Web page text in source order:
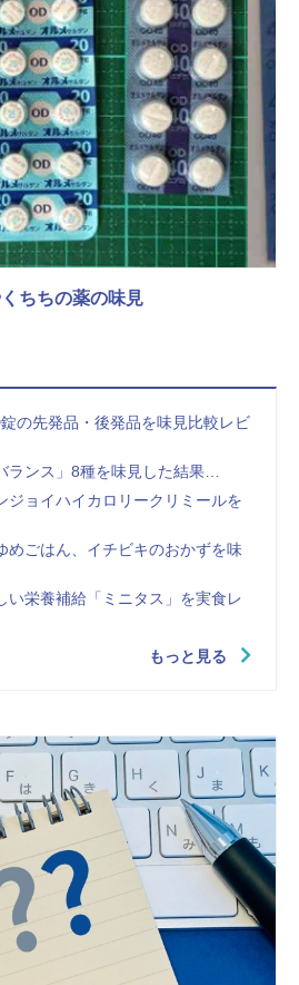
ちちの薬の味見
の先発品・後発品を味見比較レビ
ランス」8種を味見した結果…
ジョイハイカロリークリミールを
めごはん、イチビキのおかずを味
い栄養補給「ミニタス」を実食レ
もっと見る